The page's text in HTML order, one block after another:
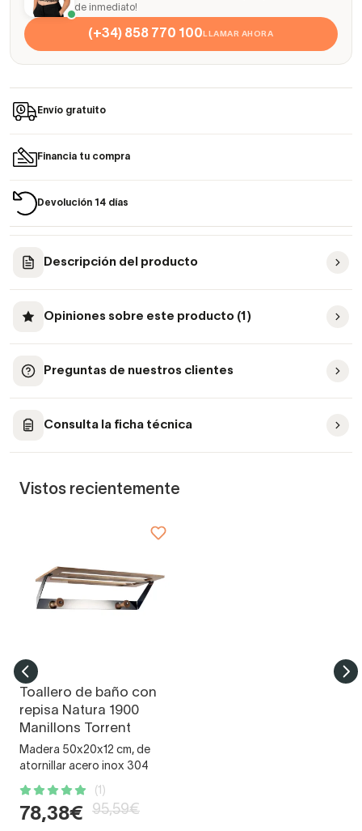
de inmediato!
(+34) 858 770 100LLAMAR AHORA
Envío gratuito
Financia tu compra
Devolución 14 días
Descripción del producto
Opiniones sobre este producto (1)
Preguntas de nuestros clientes
Consulta la ficha técnica
Vistos recientemente
Toallero de baño con
repisa Natura 1900
Manillons Torrent
Madera 50x20x12 cm, de
atornillar acero inox 304
(1)
78,38€ 95,59€